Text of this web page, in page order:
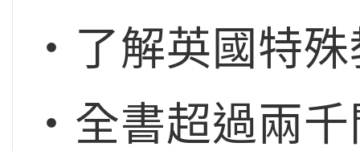
‧了解英國特
‧全書超過兩